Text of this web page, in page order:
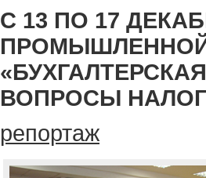
С 13 ПО 17
ВОПРОСЫ
репортаж